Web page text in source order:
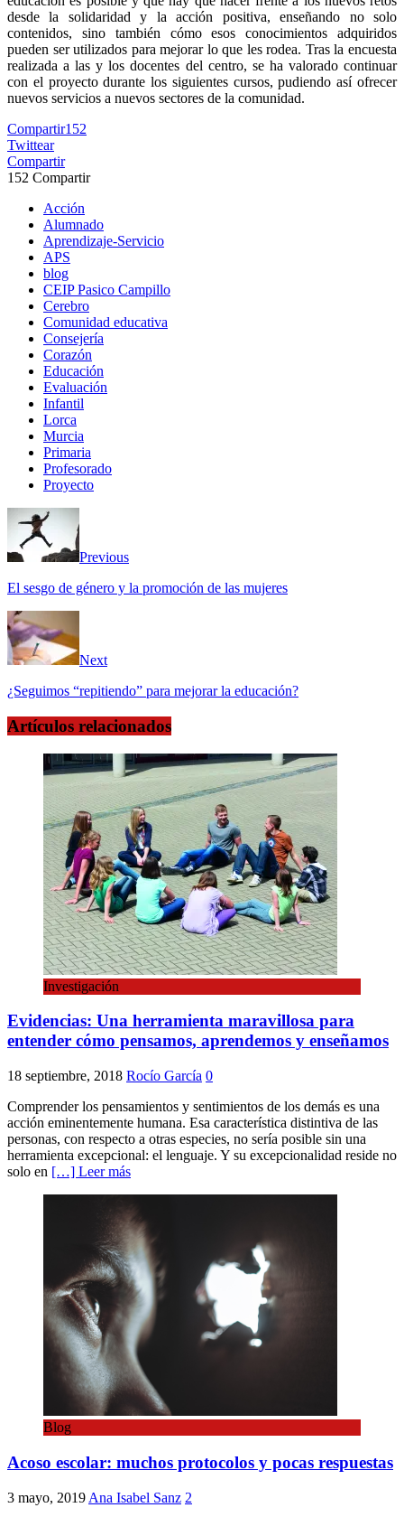
desde la solidaridad y la acción positiva, enseñando no solo
contenidos, sino también cómo esos conocimientos adquiridos
pueden ser utilizados para mejorar lo que les rodea. Tras la encuesta
realizada a las y los docentes del centro, se ha valorado continuar
con el proyecto durante los siguientes cursos, pudiendo así ofrecer
nuevos servicios a nuevos sectores de la comunidad.
Compartir152
Twittear
Compartir
152 Compartir
Acción
Alumnado
Aprendizaje-Servicio
APS
blog
CEIP Pasico Campillo
Cerebro
Comunidad educativa
Consejería
Corazón
Educación
Evaluación
Infantil
Lorca
Murcia
Primaria
Profesorado
Proyecto
Previous
El sesgo de género y la promoción de las mujeres
Next
¿Seguimos “repitiendo” para mejorar la educación?
Artículos relacionados
Investigación
Evidencias: Una herramienta maravillosa para
entender cómo pensamos, aprendemos y enseñamos
18 septiembre, 2018 Rocío García 0
Comprender los pensamientos y sentimientos de los demás es una
acción eminentemente humana. Esa característica distintiva de las
personas, con respecto a otras especies, no sería posible sin una
herramienta excepcional: el lenguaje. Y su excepcionalidad reside no
solo en […] Leer más
Blog
Acoso escolar: muchos protocolos y pocas respuestas
3 mayo, 2019 Ana Isabel Sanz 2